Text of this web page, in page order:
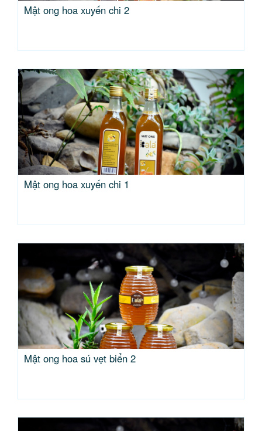
Mật ong hoa xuyến chi 2
Mật ong hoa xuyến chi 1
Mật ong hoa sú vẹt biển 2